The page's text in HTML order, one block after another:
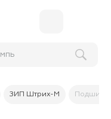
ЗИП Штрих-М